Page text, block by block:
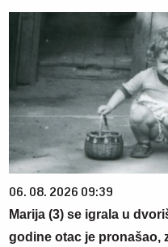
06. 08. 2026 09:39
Marija (3) se igrala u
godine otac je pronašao,